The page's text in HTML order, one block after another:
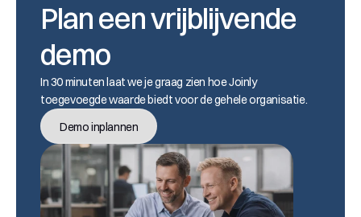
Plan een vrijblijvende
demo
In 30 minuten laat we je graag zien hoe Joinly
toegevoegde waarde biedt voor de gehele organisatie.
Demo inplannen